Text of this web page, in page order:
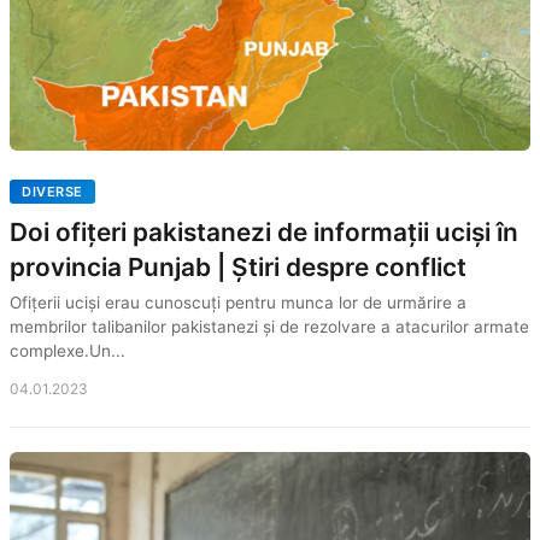
DIVERSE
Doi ofițeri pakistanezi de informații uciși în
provincia Punjab | Știri despre conflict
Ofițerii uciși erau cunoscuți pentru munca lor de urmărire a
membrilor talibanilor pakistanezi și de rezolvare a atacurilor armate
complexe.Un...
04.01.2023